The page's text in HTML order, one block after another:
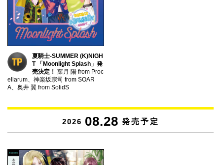
夏騎士-SUMMER (K)NIGH
T 「Moonlight Splash」発
売決定！ 葉月 陽 from Proc
ellarum、神楽坂宗司 from SOAR
A、奥井 翼 from SolidS
2026 08.28 発売予定